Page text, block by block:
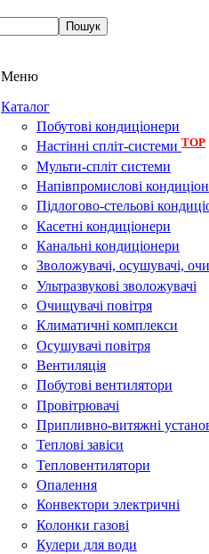
Меню
Каталог
Побутові кондиціонери
Настінні спліт-системи TOP
Мульти-спліт системи
Напівпромислові
Підлогово-стельові
Касетні кондиціонери
Канальні кондиціонери
Зволожувачі, осушувачі,
Ультразвукові зволожувачі
Очищувачі повітря
Климатичні комплекси
Осушувачі повітря
Вентиляція
Побутові вентилятори
Провітрювачі
Припливно-витяжні
Теплові завіси
Тепловентилятори
Опалення
Конвектори электричні
Колонки газові
Кулери для води